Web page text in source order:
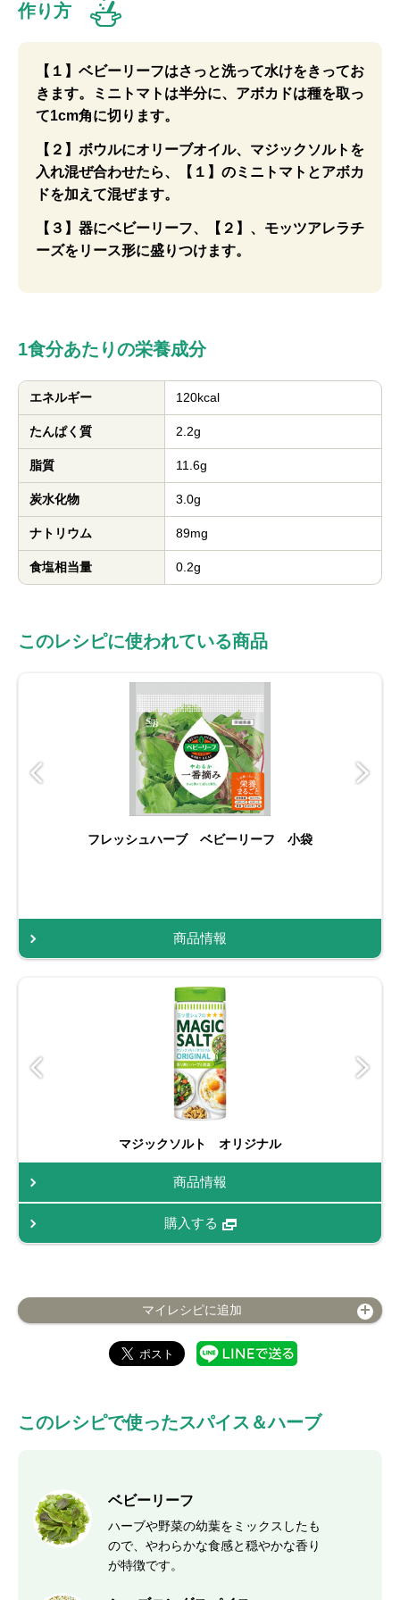
作り方
【１】ベビーリーフはさっと洗って水けをきってお
きます。ミニトマトは半分に、アボカドは種を取っ
て1cm角に切ります。
【２】ボウルにオリーブオイル、マジックソルトを
入れ混ぜ合わせたら、【１】のミニトマトとアボカ
ドを加えて混ぜます。
【３】器にベビーリーフ、【２】、モッツアレラチ
ーズをリース形に盛りつけます。
1食分あたりの栄養成分
エネルギー 120kcal
たんぱく質 2.2g
脂質 11.6g
炭水化物 3.0g
ナトリウム 89mg
食塩相当量 0.2g
このレシピに使われている商品
フレッシュハーブ ベビーリーフ 小袋
商品情報
マジックソルト オリジナル
商品情報
購入する
マイレシピに追加
このレシピで使ったスパイス＆ハーブ
ベビーリーフ
ハーブや野菜の幼葉をミックスしたも
ので、やわらかな食感と穏やかな香り
が特徴です。